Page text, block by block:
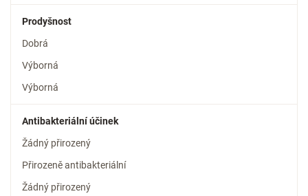
Prodyšnost
Dobrá
Výborná
Výborná
Antibakteriální účinek
Žádný přirozený
Přirozeně antibakteriální
Žádný přirozený